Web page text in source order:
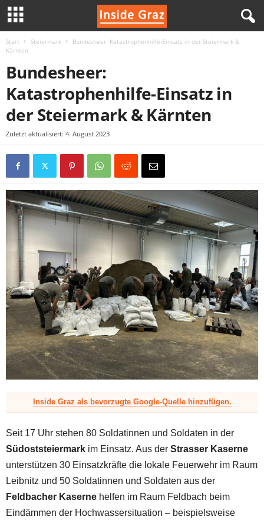
Start Steiermark
Bundesheer: Katastrophenhilfe-Einsatz in der Steiermark &
Kärnten
Bundesheer:
Katastrophenhilfe-Einsatz in
der Steiermark & Kärnten
Zuletzt aktualisiert: 4. August 2023
Inside Graz als bevorzugte Google-Quelle hinzufügen.
Seit 17 Uhr stehen 80 Soldatinnen und Soldaten in der
Südoststeiermark im Einsatz. Aus der Strasser Kaserne
unterstützen 30 Einsatzkräfte die lokale Feuerwehr im Raum
Leibnitz und 50 Soldatinnen und Soldaten aus der
Feldbacher Kaserne helfen im Raum Feldbach beim
Eindämmen der Hochwassersituation – beispielsweise